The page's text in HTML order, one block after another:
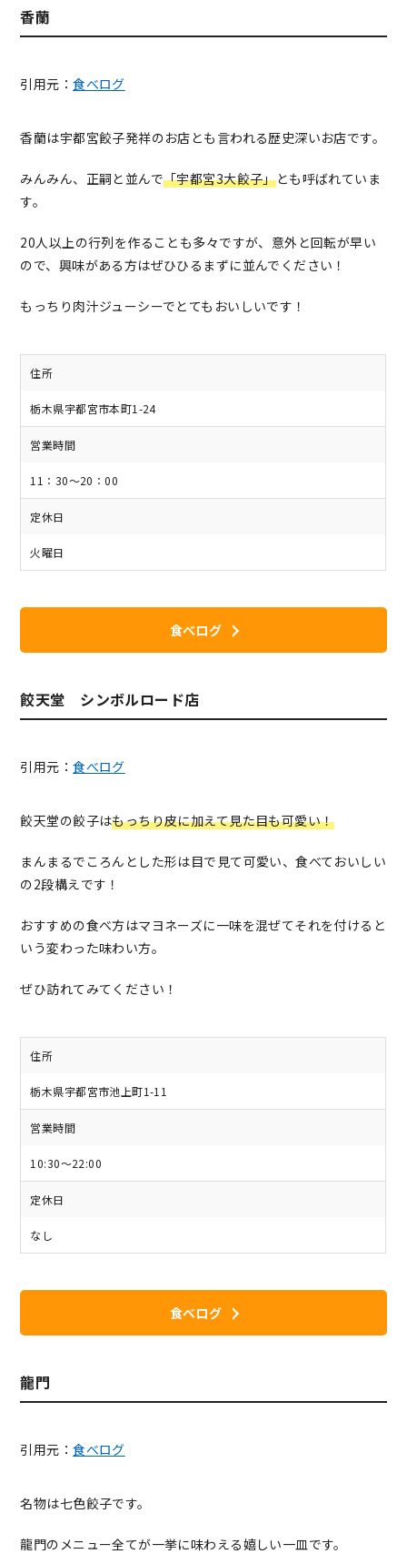
香蘭
引用元：食べログ
香蘭は宇都宮餃子発祥のお店とも言われる歴史深いお店です。
みんみん、正嗣と並んで「宇都宮3大餃子」とも呼ばれていま
す。
20人以上の行列を作ることも多々ですが、意外と回転が早い
ので、興味がある方はぜひひるまずに並んでください！
もっちり肉汁ジューシーでとてもおいしいです！
住所
栃木県宇都宮市本町1-24
営業時間
11：30～20：00
定休日
火曜日
食べログ
餃天堂 シンボルロード店
引用元：食べログ
餃天堂の餃子はもっちり皮に加えて見た目も可愛い！
まんまるでころんとした形は目で見て可愛い、食べておいしい
の2段構えです！
おすすめの食べ方はマヨネーズに一味を混ぜてそれを付けると
いう変わった味わい方。
ぜひ訪れてみてください！
住所
栃木県宇都宮市池上町1-11
営業時間
10:30～22:00
定休日
なし
食べログ
龍門
引用元：食べログ
名物は七色餃子です。
龍門のメニュー全てが一挙に味わえる嬉しい一皿です。